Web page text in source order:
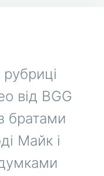
від BGG
братами
Майк і